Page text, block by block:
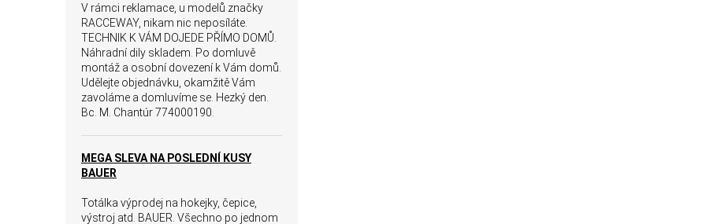
V rámci reklamace, u modelů značky
RACCEWAY, nikam nic neposíláte.
TECHNIK K VÁM DOJEDE PŘÍMO DOMŮ.
Náhradní dily skladem. Po domluvě
montáž a osobní dovezení k Vám domů.
Udělejte objednávku, okamžitě Vám
zavoláme a domluvíme se. Hezký den.
Bc. M. Chantúr 774000190.
MEGA SLEVA NA POSLEDNÍ KUSY
BAUER
Totálka výprodej na hokejky, čepice,
výstroj atd. BAUER. Všechno po jednom